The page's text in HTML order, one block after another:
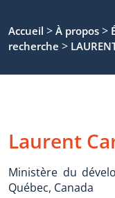
Accueil > À propos >
recherche >
Laurent
Ministère du
Québec, Canada